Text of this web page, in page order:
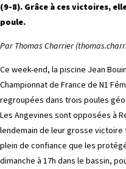
(9-8). Grâce à ces victoires,
poule.
Par Thomas Charrier
Ce week-end, la piscine Jean
Championnat de France de N1
regroupées dans trois poules
Les Angevines sont opposées à
lendemain de leur grosse victoire
plein de confiance que les
dimanche à 17h dans le bassin,